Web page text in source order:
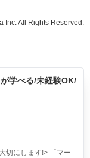
Inc. All Rights Reserved.
学べる/未経験OK/
切にします!> 「マー